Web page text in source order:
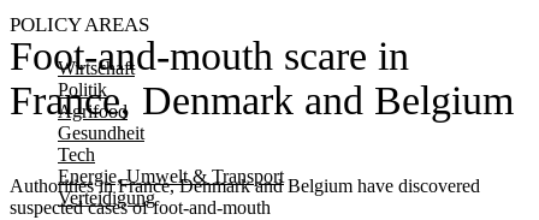
POLICY AREAS
Wirtschaft
Politik
Agrifood
Gesundheit
Tech
Energie, Umwelt & Transport
Verteidigung
Foot-and-mouth scare in
France, Denmark and Belgium
Authorities in France, Denmark and Belgium have discovered
suspected cases of foot-and-mouth